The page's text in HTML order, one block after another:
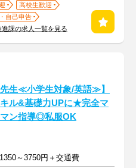
高校生歓迎
自己申告
課の求人一覧を見る
先生≪小学生対象/英語≫】
ル&基礎力UPに★完全マ
ン指導◎私服OK
～3750円＋交通費